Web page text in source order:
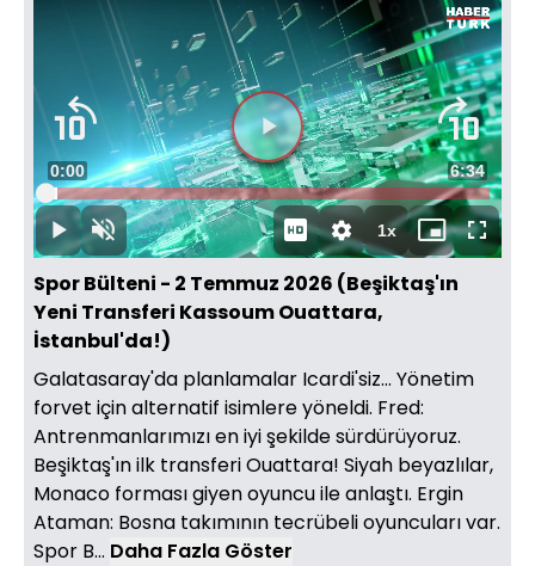
Oynatıcısı
yükleniyor.
Videoyu
Oynat
OynatSesi
Aç
Süre
0:00 Toplam
Süre
6:34
Yüklendi:
2.77%
1xOynatma
Hızı
Mini
oynatıcı
Tam
Ekran
Spor Bülteni - 2 Temmuz 2026 (Beşiktaş'ın
Yeni Transferi Kassoum Ouattara,
İstanbul'da!)
Galatasaray'da planlamalar Icardi'siz... Yönetim
forvet için alternatif isimlere yöneldi. Fred:
Antrenmanlarımızı en iyi şekilde sürdürüyoruz.
Beşiktaş'ın ilk transferi Ouattara! Siyah beyazlılar,
Monaco forması giyen oyuncu ile anlaştı. Ergin
Ataman: Bosna takımının tecrübeli oyuncuları var.
Spor B... Daha Fazla Göster